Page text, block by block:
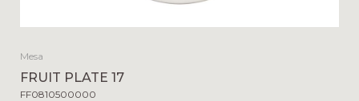
Mesa
FRUIT PLATE 17
FF0810500000